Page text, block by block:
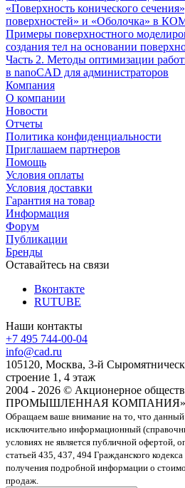
«Поверхность конического
поверхностей» и «Оболочка» в
Примеры поверхностного
создания тел на основании
Часть 2. Методы оптимизации
в nanoCAD для администраторов
Компания
О компании
Новости
Отчеты
Политика конфиденциальности
Приглашаем партнеров
Помощь
Условия оплаты
Условия доставки
Гарантия на товар
Информация
Форум
Публикации
Бренды
Оставайтесь на связи
Вконтакте
RUTUBE
Наши контакты
+7 495 744-00-04
info@cad.ru
105120, Москва, 3-й
строение 1, 4 этаж
2004 - 2026 © Акционерное
ПРОМЫШЛЕННАЯ КОМПАНИЯ»
Обращаем ваше внимание на то, что
исключительно информационный
условиях не является публичной офертой,
статьей 435, 437, 494 Гражданского
получения подробной информации о
продаж.